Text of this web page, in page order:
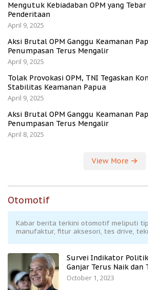
Mengutuk Kebiadaban OPM yang
Penderitaan
April 9, 2025
Aksi Brutal OPM Ganggu Keamanan
Penumpasan Terus Mengalir
April 9, 2025
Tolak Provokasi OPM, TNI Tegaskan
Stabilitas Keamanan Papua
April 9, 2025
Aksi Brutal OPM Ganggu Keamanan
Penumpasan Terus Mengalir
April 8, 2025
View More
Otomotif
Kabar berita terkini otomotif meliputi
manufaktur, fitur aksesori, tes drive,
Survei Indikator
Ganjar Terus Naik dan
October 1, 2023